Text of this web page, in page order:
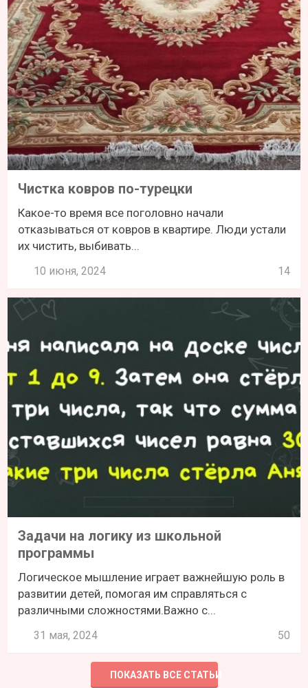
Чистка ковров по-турецки
Какое-то время все поголовно начали
отказываться от ковров в квартире. Люди устали
их чистить, выбивать...
10 июня, 2024 14
Задачи на логику из школьной
программы
Логическое мышление играет важнейшую роль в
развитии детей, помогая им справляться с
различными сложностями.Важно с...
31 мая, 2024 50
ПОКАЗАТЬ ВСЕ СТАТЬИ